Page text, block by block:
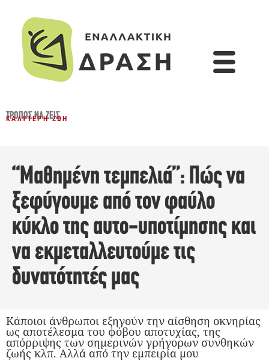
ΤΡΌΠΟΣ ΝΑ ΖΕΙΣ
ΚΑΛΎΤΕΡΗ ΖΩΉ
“Μαθημένη τεμπελιά”: Πώς να
ξεφύγουμε από τον φαύλο
κύκλο της αυτο-υποτίμησης και
να εκμεταλλευτούμε τις
δυνατότητές μας
Κάποιοι άνθρωποι εξηγούν την αίσθηση οκνηρίας
ως αποτέλεσμα του φόβου αποτυχίας, της
απόρριψης των σημερινών γρήγορων συνθηκών
ζωής κλπ. Αλλά από την εμπειρία μου